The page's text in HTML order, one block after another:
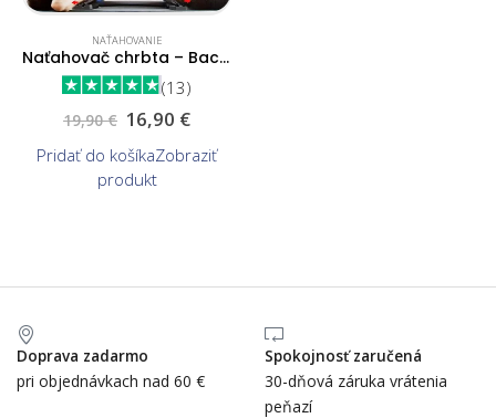
NAŤAHOVANIE
Naťahovač chrbta – BackFix
(13)
19,90€ 16,90 €
Pridať do košíkaZobraziť
produkt
Doprava zadarmo
pri objednávkach nad 60 €
Spokojnosť zaručená
30-dňová záruka vrátenia
peňazí